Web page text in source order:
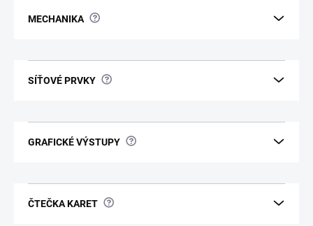
MECHANIKA ?
SÍŤOVÉ PRVKY ?
GRAFICKÉ VÝSTUPY ?
ČTEČKA KARET ?